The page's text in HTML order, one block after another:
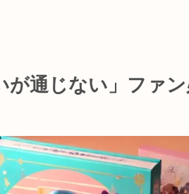
が通じない」ファ